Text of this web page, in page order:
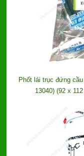
Phốt lái trục đứng
13040) (92 x